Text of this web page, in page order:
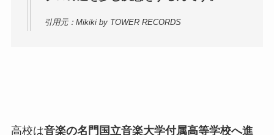
引用元：Mikiki by TOWER RECORDS
高校は音楽の名門国立音楽大学付属高等学校へ進